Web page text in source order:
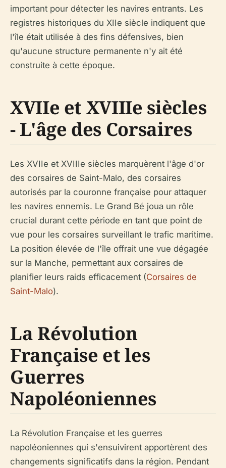
important pour détecter les navires entrants. Les
registres historiques du XIIe siècle indiquent que
l'île était utilisée à des fins défensives, bien
qu'aucune structure permanente n'y ait été
construite à cette époque.
XVIIe et XVIIIe siècles
- L'âge des Corsaires
Les XVIIe et XVIIIe siècles marquèrent l'âge d'or
des corsaires de Saint-Malo, des corsaires
autorisés par la couronne française pour attaquer
les navires ennemis. Le Grand Bé joua un rôle
crucial durant cette période en tant que point de
vue pour les corsaires surveillant le trafic maritime.
La position élevée de l'île offrait une vue dégagée
sur la Manche, permettant aux corsaires de
planifier leurs raids efficacement (Corsaires de
Saint-Malo).
La Révolution
Française et les
Guerres
Napoléoniennes
La Révolution Française et les guerres
napoléoniennes qui s'ensuivirent apportèrent des
changements significatifs dans la région. Pendant